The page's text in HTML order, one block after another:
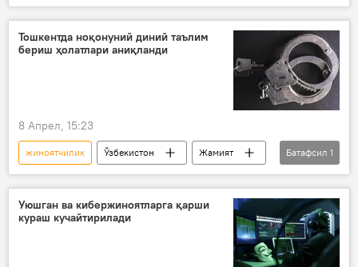
Ҳодисалар
Тошкентда ноқонуний диний таълим
бериш ҳолатлари аниқланди
8 Апрел, 15:23
жиноятчилик Ўзбекистон
Жамият
Янгиҳаёт тумани
Батафсил 1
Уюшган ва кибержиноятларга қарши
кураш кучайтирилади